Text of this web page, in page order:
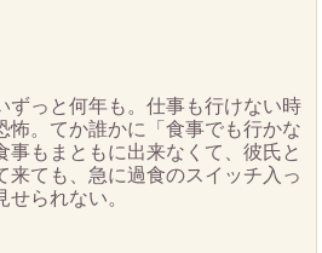
ずっと何年も。仕事も行けない時
怖。てか誰かに「食事でも行かな
事もまともに出来なくて、彼氏と
来ても、急に過食のスイッチ入っ
られない。